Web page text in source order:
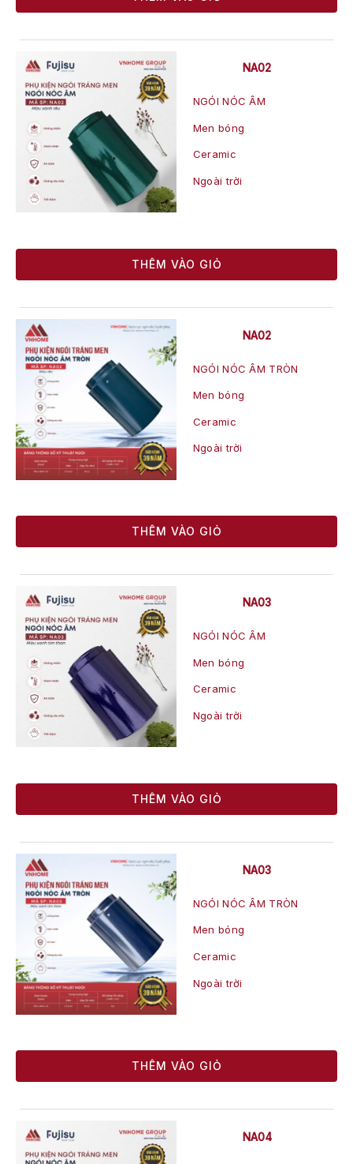
NA02
NGÓI NÓC ÂM
Men bóng
Ceramic
Ngoài trời
THÊM VÀO GIỎ
NA02
NGÓI NÓC ÂM TRÒN
Men bóng
Ceramic
Ngoài trời
THÊM VÀO GIỎ
NA03
NGÓI NÓC ÂM
Men bóng
Ceramic
Ngoài trời
THÊM VÀO GIỎ
NA03
NGÓI NÓC ÂM TRÒN
Men bóng
Ceramic
Ngoài trời
THÊM VÀO GIỎ
NA04